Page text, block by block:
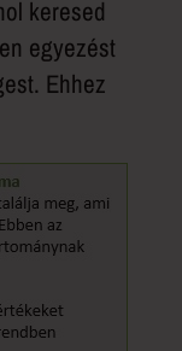
keresed
egyezést
Ehhez